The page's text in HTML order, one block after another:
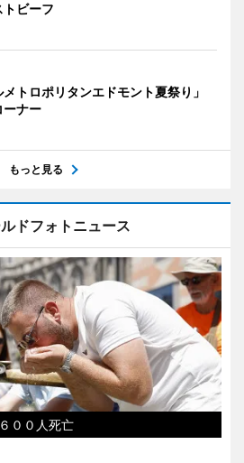
ビーフ
メトロポリタンエドモント夏祭り」
ーナー
もっと見る
ドフォトニュース
００人死亡